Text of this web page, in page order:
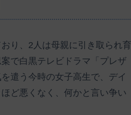
り、2人は母親に引き取られ育
で白黒テレビドラマ「プレザ
遣う今時の女子高生で、デイ
ど悪くなく、何かと言い争い